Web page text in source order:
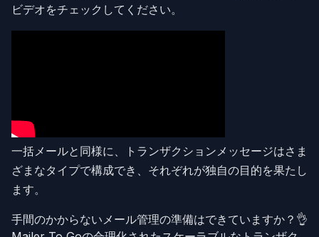
ビデオをチェックしてください。
一括メールと同様に、トランザクションメッセージはさま
ざまなタイプで構成でき、それぞれが独自の目的を果たし
ます。
手間のかからないメール管理の準備はできていますか？👌